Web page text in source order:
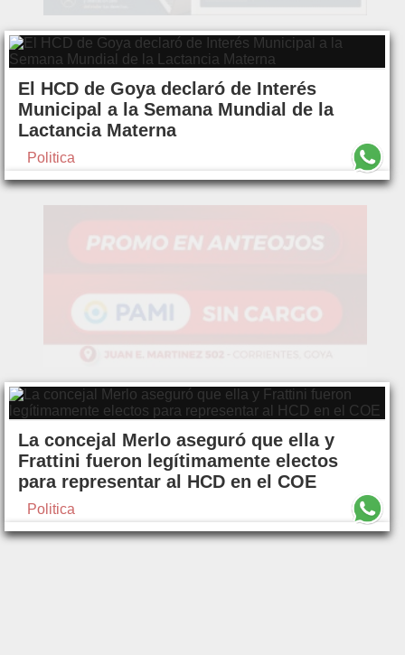
El HCD de Goya declaró de Interés
Municipal a la Semana Mundial de la
Lactancia Materna
Politica
La concejal Merlo aseguró que ella y
Frattini fueron legítimamente electos
para representar al HCD en el COE
Politica